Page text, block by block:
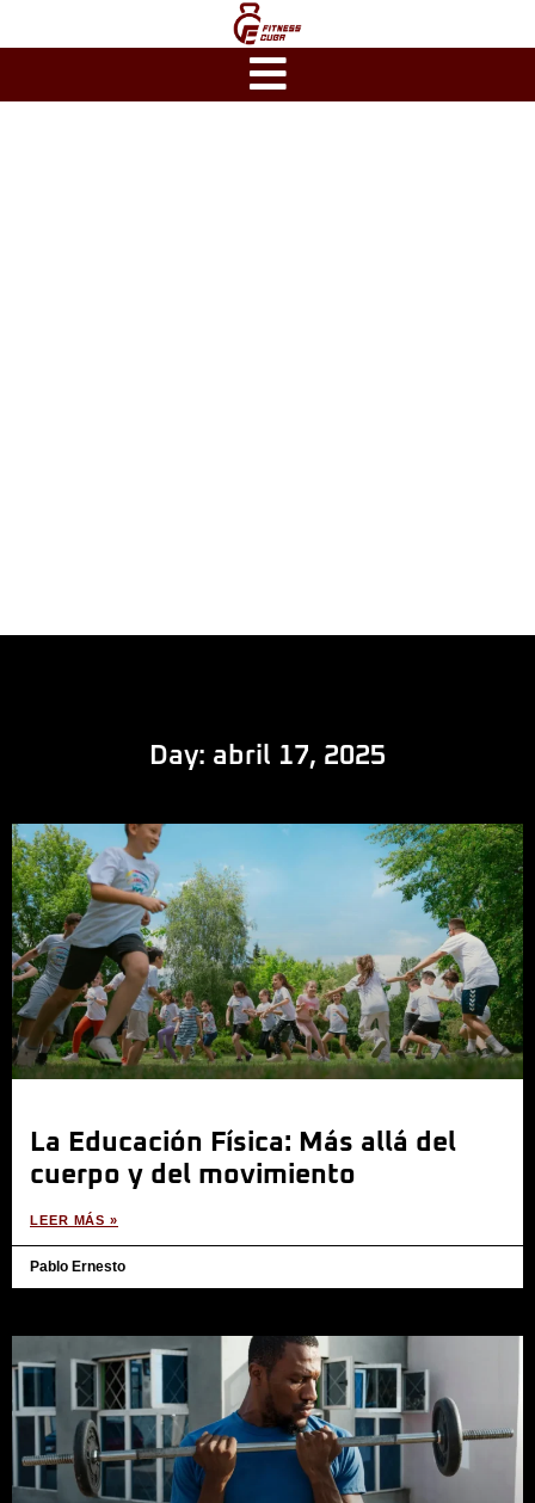
Day: abril 17, 2025
La Educación Física: Más allá del
cuerpo y del movimiento
LEER MÁS »
Pablo Ernesto